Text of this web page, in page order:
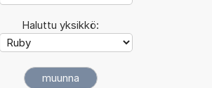
Haluttu yksikkö: